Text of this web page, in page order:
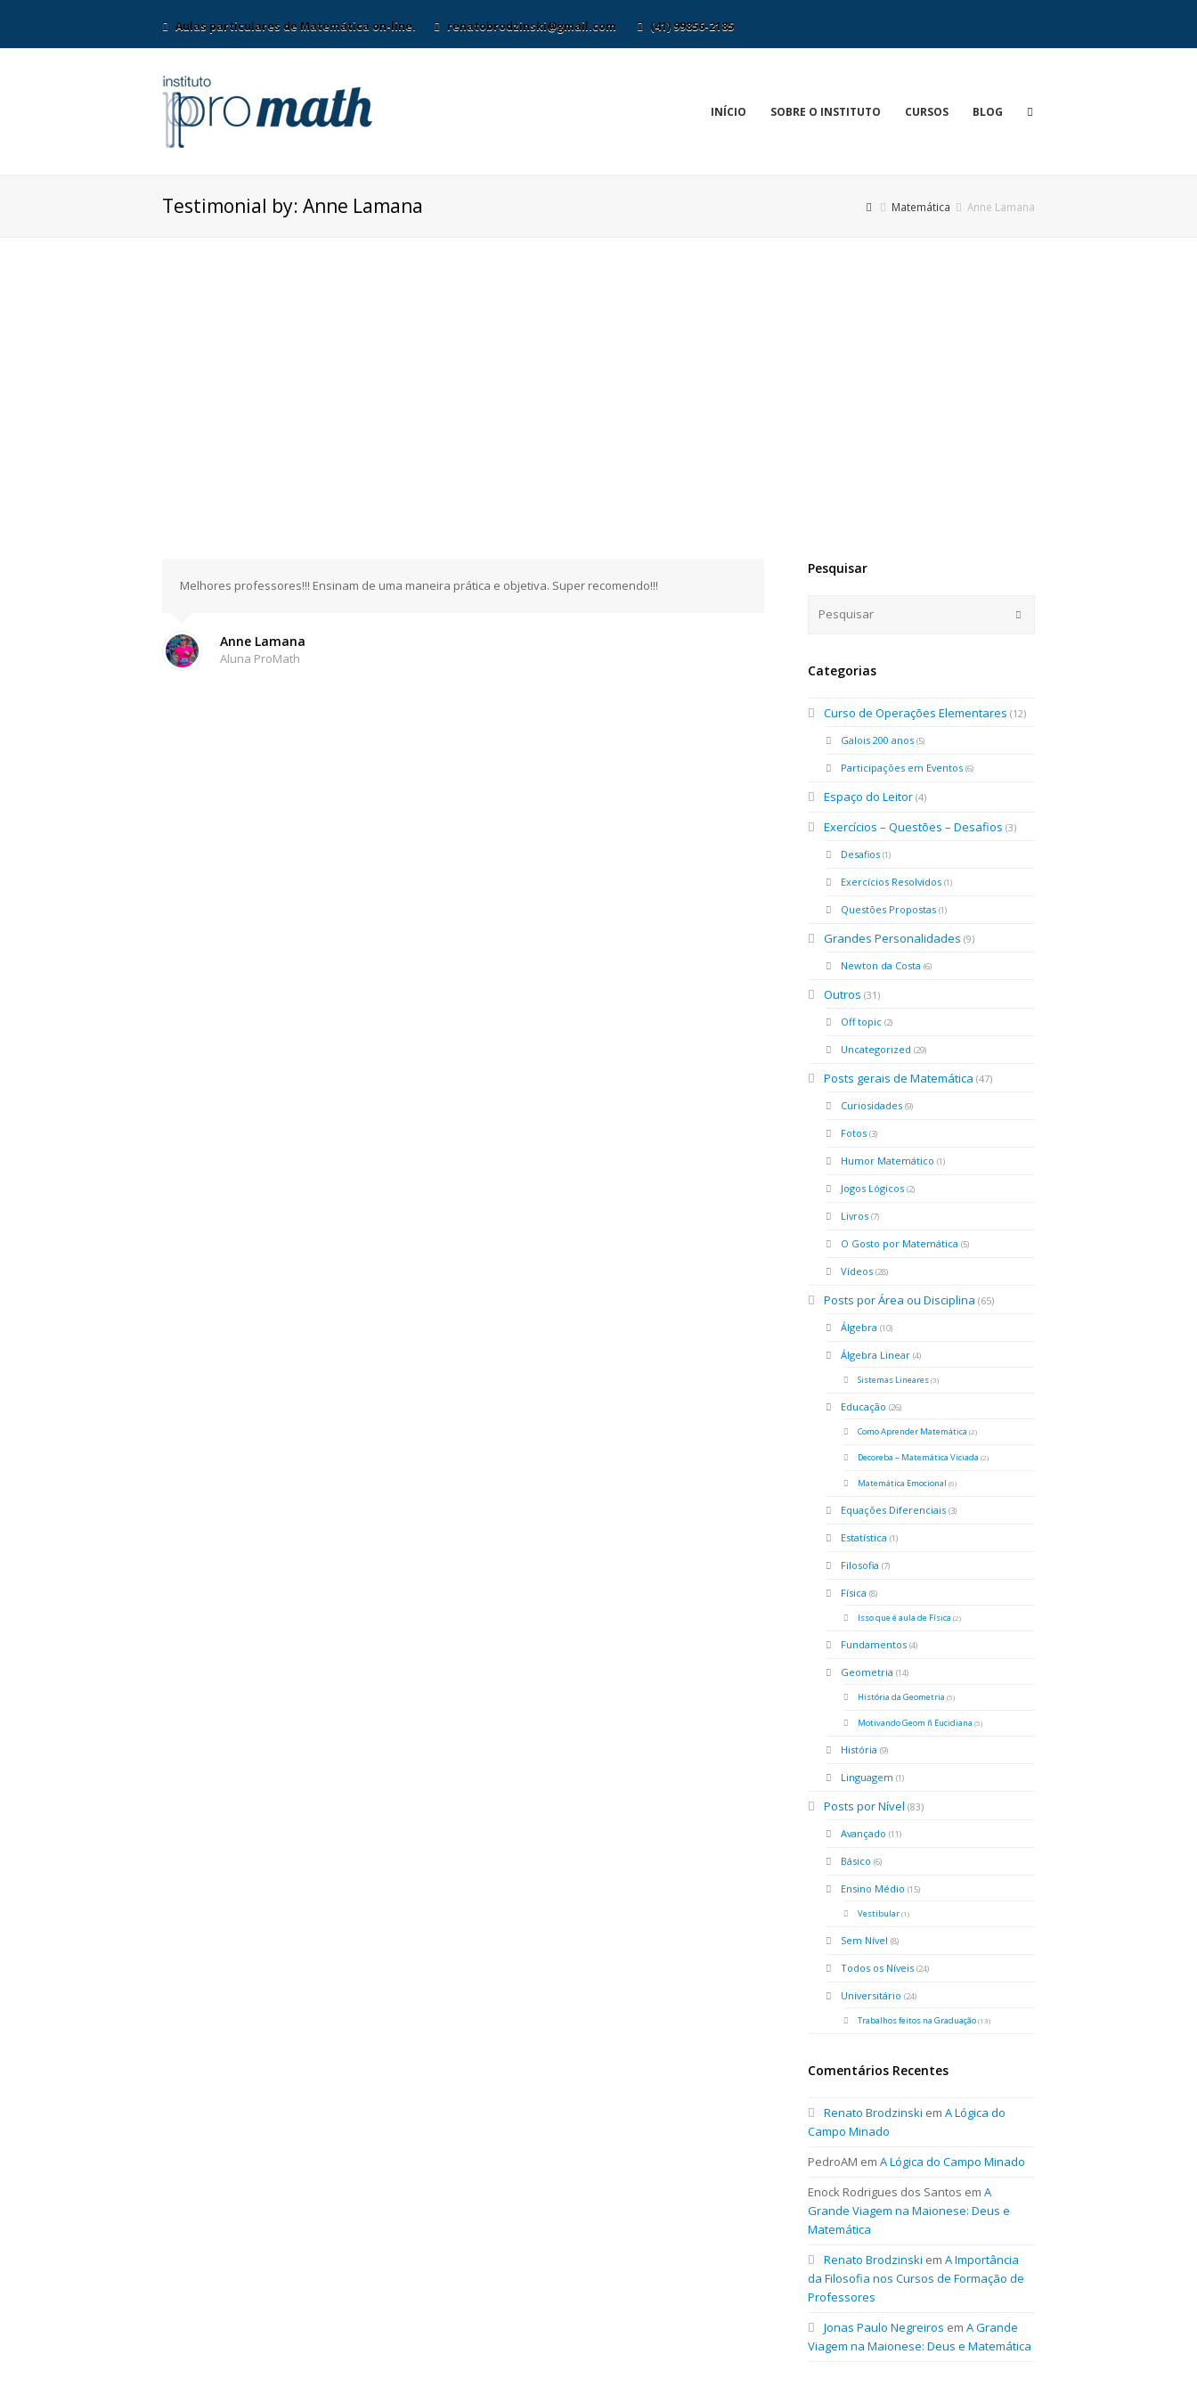
Aulas particulares de Matemática on-line. renatobrodzinski@gmail.com (41) 99856-2185
INÍCIO SOBRE O INSTITUTO CURSOS BLOG
Testimonial by: Anne Lamana Matemática Anne Lamana
Melhores professores!!! Ensinam de uma maneira prática e objetiva. Super recomendo!!!
Anne Lamana
Aluna ProMath
Pesquisar
Categorias
Curso de Operações Elementares (12)
Galois 200 anos (5)
Participações em Eventos (6)
Espaço do Leitor (4)
Exercícios – Questões – Desafios (3)
Desafios (1)
Exercícios Resolvidos (1)
Questões Propostas (1)
Grandes Personalidades (9)
Newton da Costa (6)
Outros (31)
Off topic (2)
Uncategorized (29)
Posts gerais de Matemática (47)
Curiosidades (9)
Fotos (3)
Humor Matemático (1)
Jogos Lógicos (2)
Livros (7)
O Gosto por Matemática (5)
Vídeos (28)
Posts por Área ou Disciplina (65)
Álgebra (10)
Álgebra Linear (4)
Sistemas Lineares (3)
Educação (26)
Como Aprender Matemática (2)
Decoreba – Matemática Viciada (2)
Matemática Emocional (6)
Equações Diferenciais (3)
Estatística (1)
Filosofia (7)
Física (8)
Isso que é aula de Física (2)
Fundamentos (4)
Geometria (14)
História da Geometria (5)
Motivando Geom ñ Eucidiana (5)
História (9)
Linguagem (1)
Posts por Nível (83)
Avançado (11)
Básico (6)
Ensino Médio (15)
Vestibular (1)
Sem Nível (8)
Todos os Níveis (24)
Universitário (24)
Trabalhos feitos na Graduação (13)
Comentários Recentes
Renato Brodzinski emA Lógica do
Campo Minado
PedroAM emA Lógica do Campo Minado
Enock Rodrigues dos Santos emA
Grande Viagem na Maionese: Deus e
Matemática
Renato Brodzinski emA Importância
da Filosofia nos Cursos de Formação de
Professores
Jonas Paulo Negreiros emA Grande
Viagem na Maionese: Deus e Matemática